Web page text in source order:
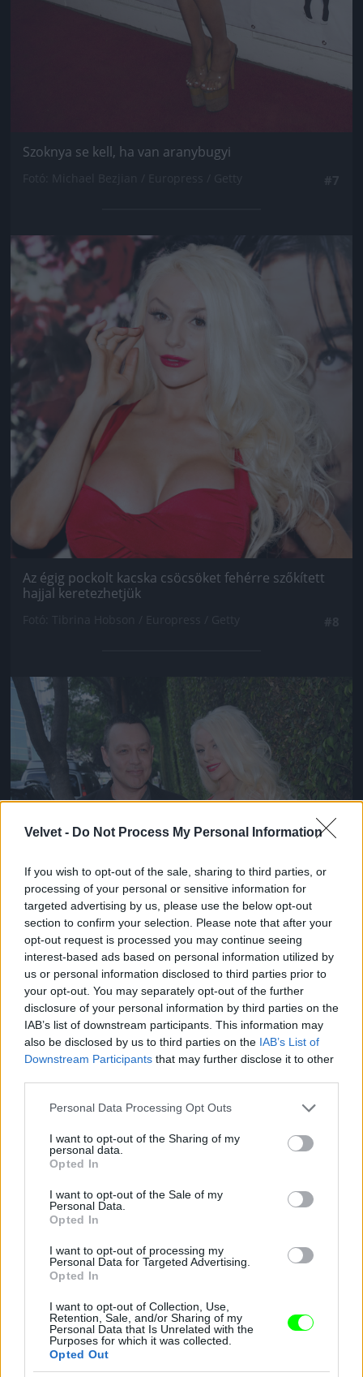
Velvet - Do Not Process My Personal Information
If you wish to opt-out of the sale, sharing to third parties, or
processing of your personal or sensitive information for
targeted advertising by us, please use the below opt-out
section to confirm your selection. Please note that after your
opt-out request is processed you may continue seeing
interest-based ads based on personal information utilized by
us or personal information disclosed to third parties prior to
your opt-out. You may separately opt-out of the further
disclosure of your personal information by third parties on the
IAB’s list of downstream participants. This information may
also be disclosed by us to third parties on the IAB’s List of
Downstream Participants that may further disclose it to other
Please note that this website/app uses one or more Google
not limited to your visit or usage behaviour. You may click to
grant or deny consent to Google and its third-party tags to
use your data for below specified purposes in below Google
consent section.
Personal Data Processing Opt Outs
I want to opt-out of the Sharing of my
personal data.
Opted In
I want to opt-out of the Sale of my
Personal Data.
Opted In
I want to opt-out of processing my
Personal Data for Targeted Advertising.
Opted In
I want to opt-out of Collection, Use,
Retention, Sale, and/or Sharing of my
Personal Data that Is Unrelated with the
Purposes for which it was collected.
Opted Out
Szoknya se kell, ha van aranybugyi
Jön még kép!
Az égig pockolt kacska csöcsöket fehérre szőkített
hajjal keretezhetjük
Jön még kép!
És kitartó munkával az is elsajátítható, hogy
egyszerre hangsúlyozzuk hátulról a lábunkat,
oldalról a fenekünket, és persze a melleinket. Ha
eközben még az arcunk is látszik szemből, az már az
Ördögűző
Fotó: Michael Tullberg / Europress / Getty